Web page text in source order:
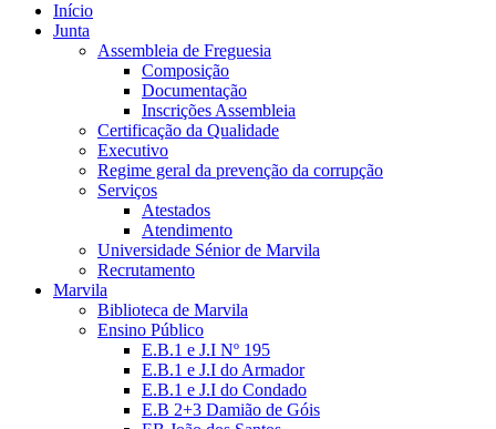
Início
Junta
Assembleia de Freguesia
Composição
Documentação
Inscrições Assembleia
Certificação da Qualidade
Executivo
Regime geral da prevenção da corrupção
Serviços
Atestados
Atendimento
Universidade Sénior de Marvila
Recrutamento
Marvila
Biblioteca de Marvila
Ensino Público
E.B.1 e J.I Nº 195
E.B.1 e J.I do Armador
E.B.1 e J.I do Condado
E.B 2+3 Damião de Góis